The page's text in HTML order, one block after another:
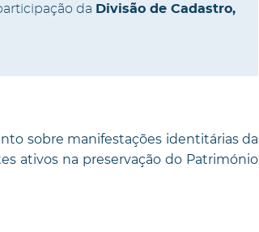
da Divisão de Cadastro,
sobre manifestações identitárias da
ativos na preservação do Património